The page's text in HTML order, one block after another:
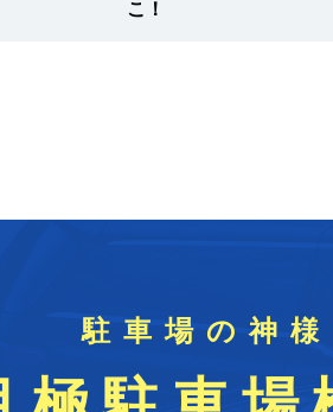
こ！
駐車場の神様